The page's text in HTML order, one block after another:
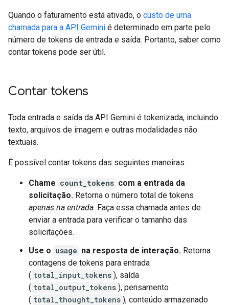
Quando o faturamento está ativado, o custo de uma
chamada para a API Gemini é determinado em parte pelo
número de tokens de entrada e saída. Portanto, saber como
contar tokens pode ser útil.
Contar tokens
Toda entrada e saída da API Gemini é tokenizada, incluindo
texto, arquivos de imagem e outras modalidades não
textuais.
É possível contar tokens das seguintes maneiras:
Chame count_tokens com a entrada da
solicitação. Retorna o número total de tokens
apenas na entrada. Faça essa chamada antes de
enviar a entrada para verificar o tamanho das
solicitações.
Use o usage na resposta de interação. Retorna
contagens de tokens para entrada
( total_input_tokens ), saída
( total_output_tokens ), pensamento
( total_thought_tokens ), conteúdo armazenado